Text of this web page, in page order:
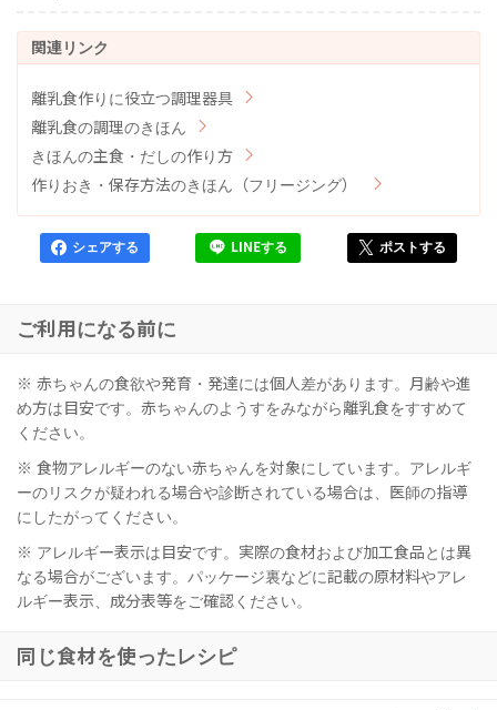
離乳食作りに役立つ調理器具
離乳食の調理のきほん
きほんの主食・だしの作り方
作りおき・保存方法のきほん（フリージング）
シェアする LINEする ポストする
ご利用になる前に
※ 赤ちゃんの食欲や発育・発達には個人差があります。月齢や進
め方は目安です。赤ちゃんのようすをみながら離乳食をすすめて
ください。
※ 食物アレルギーのない赤ちゃんを対象にしています。アレルギ
ーのリスクが疑われる場合や診断されている場合は、医師の指導
にしたがってください。
※ アレルギー表示は目安です。実際の食材および加工食品とは異
なる場合がございます。パッケージ裏などに記載の原材料やアレ
ルギー表示、成分表等をご確認ください。
同じ食材を使ったレシピ